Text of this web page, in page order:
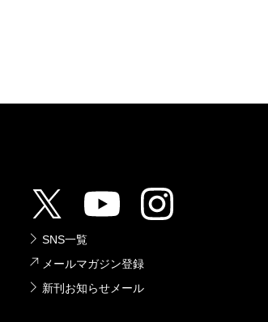
SNS一覧
メールマガジン登録
新刊お知らせメール